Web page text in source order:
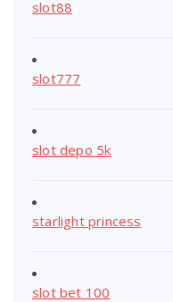
slot88
slot777
slot depo 5k
starlight princess
slot bet 100